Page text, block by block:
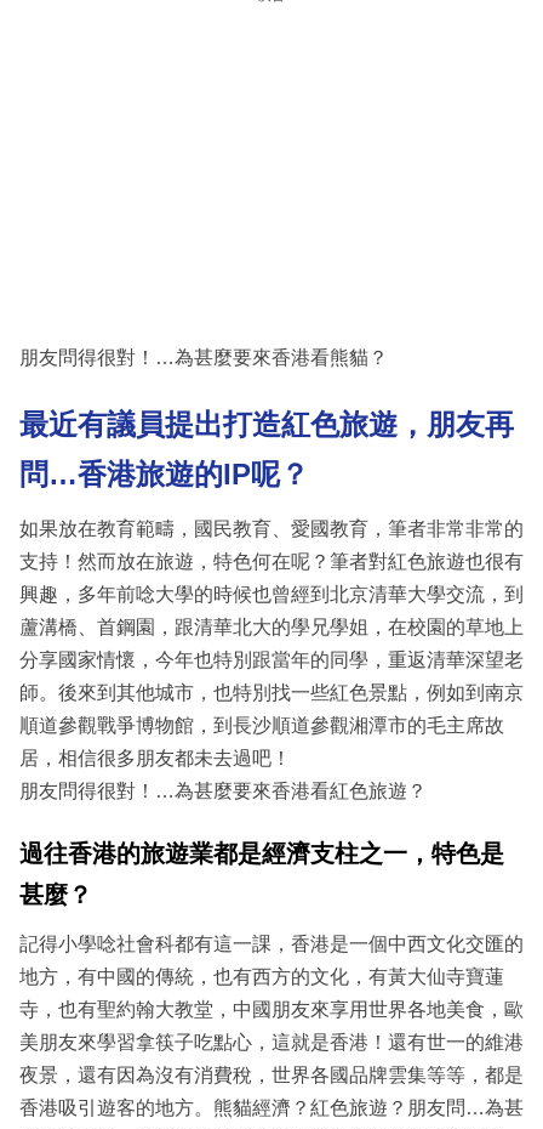
朋友問得很對！…為甚麼要來香港看熊貓？
最近有議員提出打造紅色旅遊，朋友再
問…香港旅遊的IP呢？
如果放在教育範疇，國民教育、愛國教育，筆者非常非常的
支持！然而放在旅遊，特色何在呢？筆者對紅色旅遊也很有
興趣，多年前唸大學的時候也曾經到北京清華大學交流，到
蘆溝橋、首鋼園，跟清華北大的學兄學姐，在校園的草地上
分享國家情懷，今年也特別跟當年的同學，重返清華深望老
師。後來到其他城市，也特別找一些紅色景點，例如到南京
順道參觀戰爭博物館，到長沙順道參觀湘潭市的毛主席故
居，相信很多朋友都未去過吧！
朋友問得很對！…為甚麼要來香港看紅色旅遊？
過往香港的旅遊業都是經濟支柱之一，特色是
甚麼？
記得小學唸社會科都有這一課，香港是一個中西文化交匯的
地方，有中國的傳統，也有西方的文化，有黃大仙寺寶蓮
寺，也有聖約翰大教堂，中國朋友來享用世界各地美食，歐
美朋友來學習拿筷子吃點心，這就是香港！還有世一的維港
夜景，還有因為沒有消費稅，世界各國品牌雲集等等，都是
香港吸引遊客的地方。熊貓經濟？紅色旅遊？朋友問…為甚